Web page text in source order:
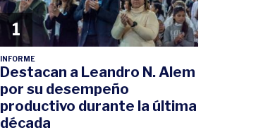
1
INFORME
Destacan a Leandro N. Alem
por su desempeño
productivo durante la última
década